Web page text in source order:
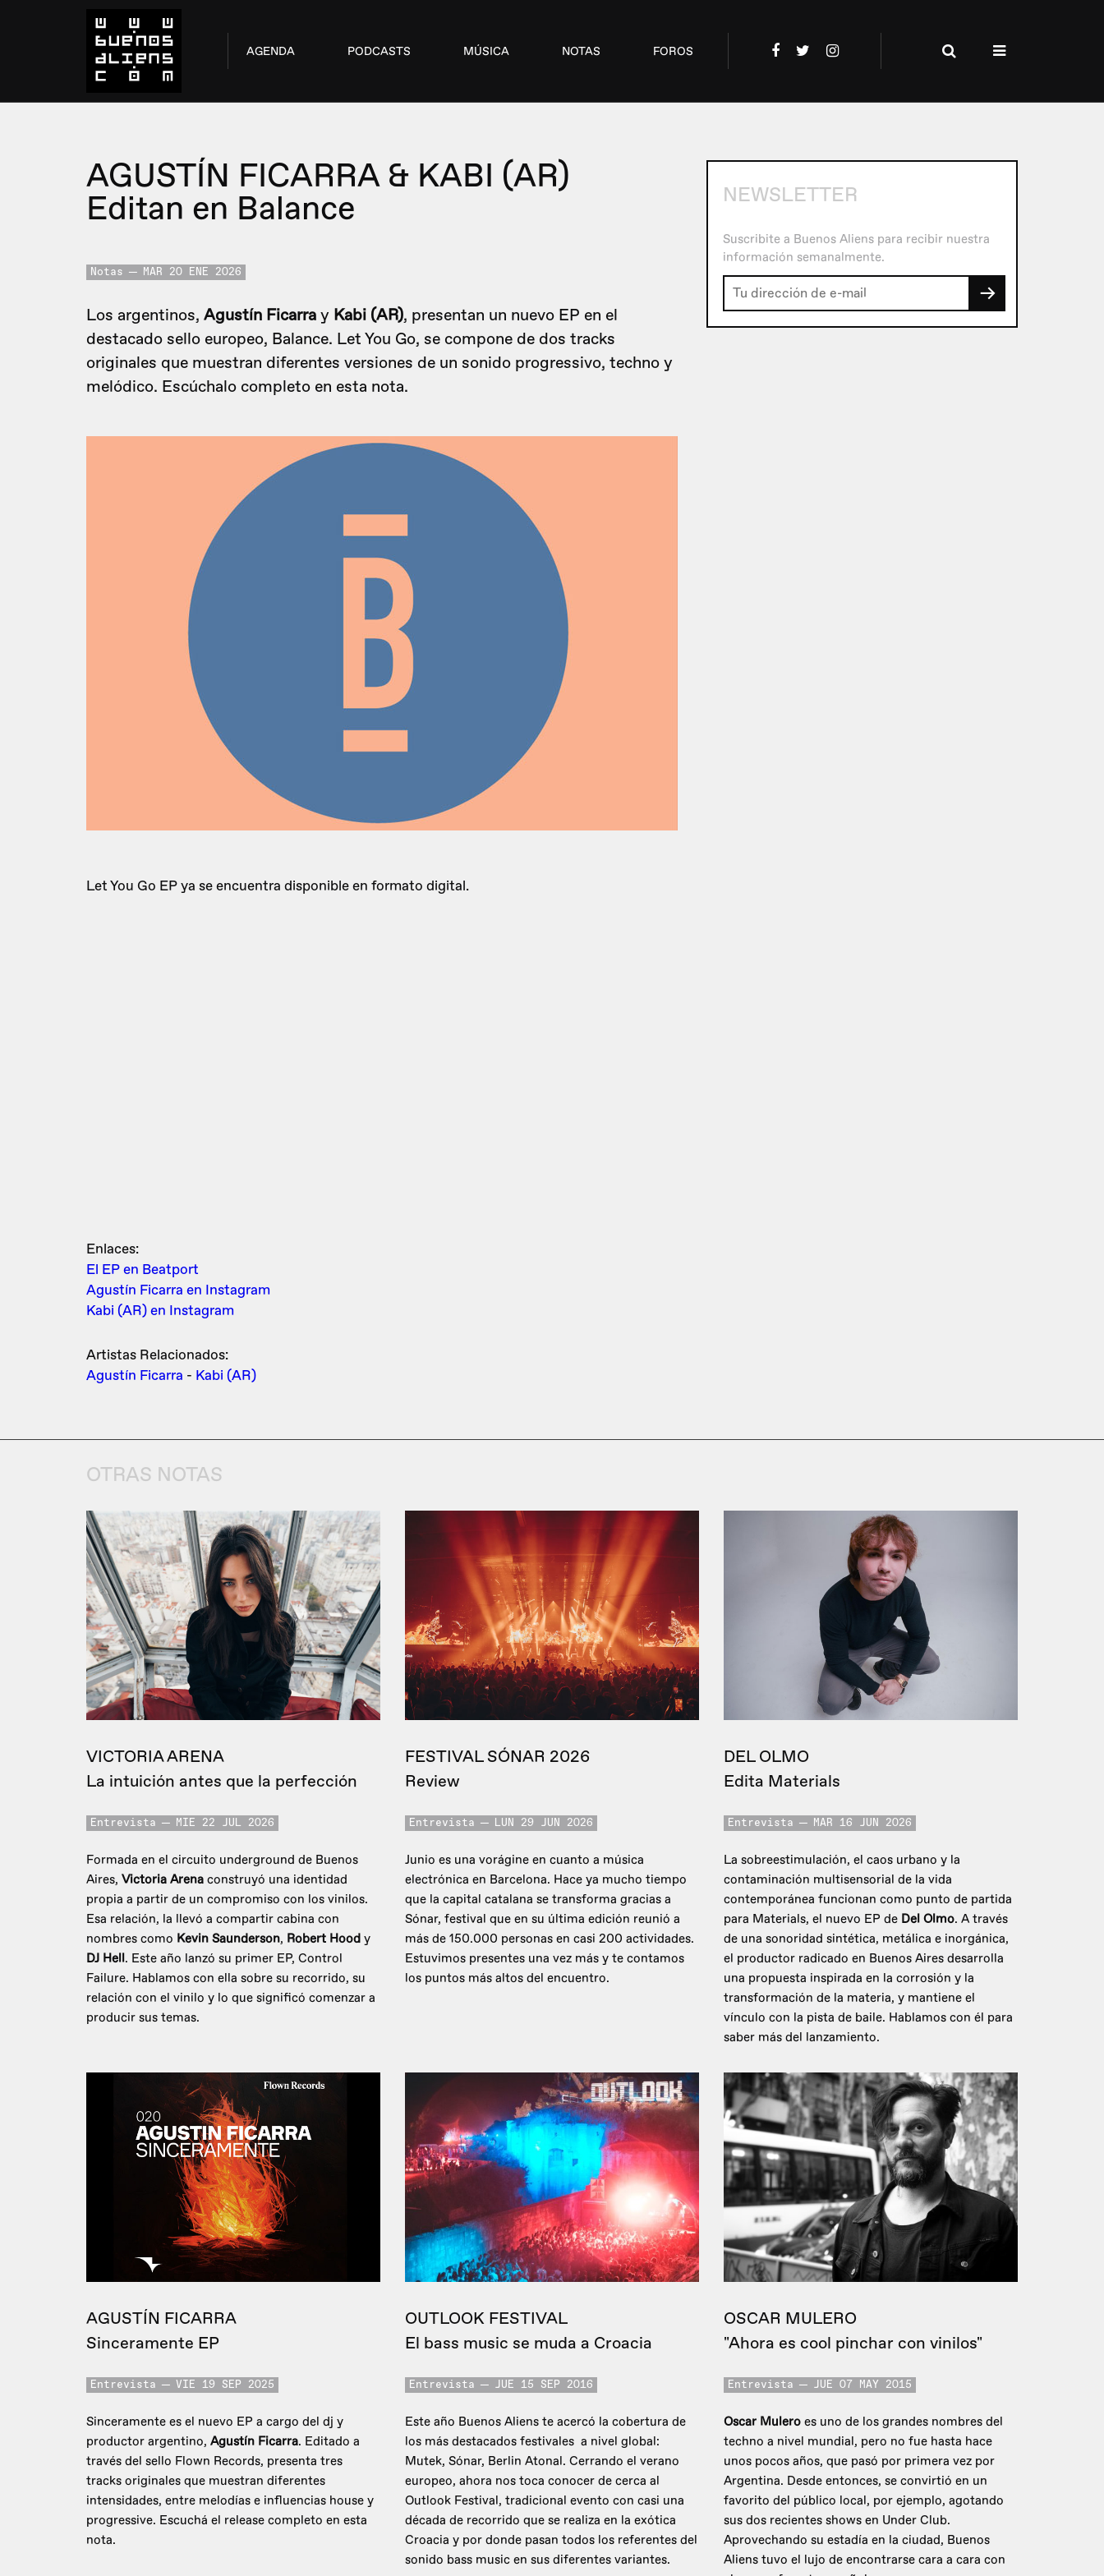
AGENDA PODCASTS MÚSICA NOTAS FOROS
AGUSTÍN FICARRA & KABI (AR)
Editan en Balance
Notas MAR 20 ENE 2026
Los argentinos, Agustín Ficarra y Kabi (AR), presentan un nuevo EP en el
destacado sello europeo, Balance. Let You Go, se compone de dos tracks
originales que muestran diferentes versiones de un sonido progressivo, techno y
melódico. Escúchalo completo en esta nota.
Let You Go EP ya se encuentra disponible en formato digital.
Enlaces:
El EP en Beatport
Agustín Ficarra en Instagram
Kabi (AR) en Instagram
Artistas Relacionados:
Agustín Ficarra - Kabi (AR)
NEWSLETTER
Suscribite a Buenos Aliens para recibir nuestra
información semanalmente.
→
OTRAS NOTAS
VICTORIA ARENA
La intuición antes que la perfección
Entrevista MIE 22 JUL 2026
Formada en el circuito underground de Buenos
Aires, Victoria Arena construyó una identidad
propia a partir de un compromiso con los vinilos.
Esa relación, la llevó a compartir cabina con
nombres como Kevin Saunderson, Robert Hood y
DJ Hell. Este año lanzó su primer EP, Control
Failure. Hablamos con ella sobre su recorrido, su
relación con el vinilo y lo que significó comenzar a
producir sus temas.
FESTIVAL SÓNAR 2026
Review
Entrevista LUN 29 JUN 2026
Junio es una vorágine en cuanto a música
electrónica en Barcelona. Hace ya mucho tiempo
que la capital catalana se transforma gracias a
Sónar, festival que en su última edición reunió a
más de 150.000 personas en casi 200 actividades.
Estuvimos presentes una vez más y te contamos
los puntos más altos del encuentro.
DEL OLMO
Edita Materials
Entrevista MAR 16 JUN 2026
La sobreestimulación, el caos urbano y la
contaminación multisensorial de la vida
contemporánea funcionan como punto de partida
para Materials, el nuevo EP de Del Olmo. A través
de una sonoridad sintética, metálica e inorgánica,
el productor radicado en Buenos Aires desarrolla
una propuesta inspirada en la corrosión y la
transformación de la materia, y mantiene el
vínculo con la pista de baile. Hablamos con él para
saber más del lanzamiento.
AGUSTÍN FICARRA
Sinceramente EP
Entrevista VIE 19 SEP 2025
Sinceramente es el nuevo EP a cargo del dj y
productor argentino, Agustín Ficarra. Editado a
través del sello Flown Records, presenta tres
tracks originales que muestran diferentes
intensidades, entre melodías e influencias house y
progressive. Escuchá el release completo en esta
nota.
OUTLOOK FESTIVAL
El bass music se muda a Croacia
Entrevista JUE 15 SEP 2016
Este año Buenos Aliens te acercó la cobertura de
los más destacados festivales a nivel global:
Mutek, Sónar, Berlin Atonal. Cerrando el verano
europeo, ahora nos toca conocer de cerca al
Outlook Festival, tradicional evento con casi una
década de recorrido que se realiza en la exótica
Croacia y por donde pasan todos los referentes del
sonido bass music en sus diferentes variantes.
OSCAR MULERO
"Ahora es cool pinchar con vinilos"
Entrevista JUE 07 MAY 2015
Oscar Mulero es uno de los grandes nombres del
techno a nivel mundial, pero no fue hasta hace
unos pocos años, que pasó por primera vez por
Argentina. Desde entonces, se convirtió en un
favorito del público local, por ejemplo, agotando
sus dos recientes shows en Under Club.
Aprovechando su estadía en la ciudad, Buenos
Aliens tuvo el lujo de encontrarse cara a cara con